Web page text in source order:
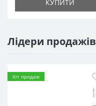
КУПИТИ
Лідери продажів
Хіт продаж